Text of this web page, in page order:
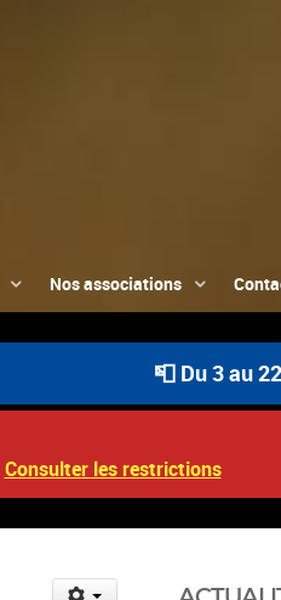
Nos associations
📮 Du 3 au 22 août
Consulter les restrictions